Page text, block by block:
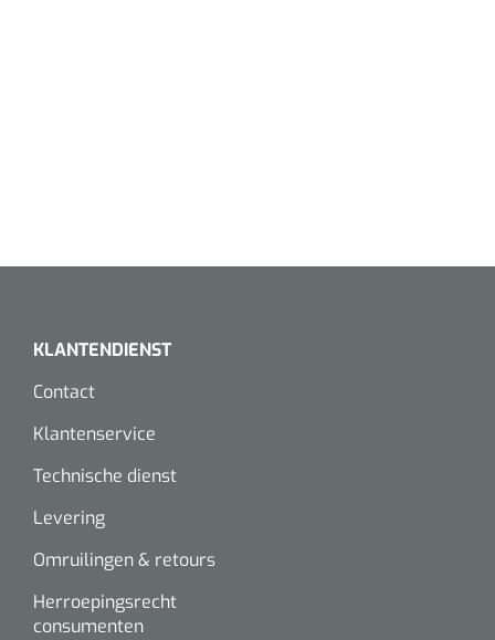
KLANTENDIENST
Contact
Klantenservice
Technische dienst
Levering
Omruilingen & retours
Herroepingsrecht
consumenten